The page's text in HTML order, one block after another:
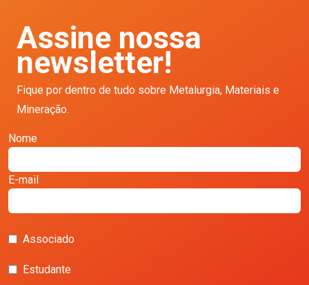
Assine nossa
newsletter!
Fique por dentro de tudo sobre Metalurgia, Materiais e
Mineração.
Nome
E-mail
Associado
Estudante